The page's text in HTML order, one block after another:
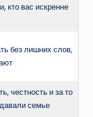
кто вас искренне
без лишних слов,
честность и за то
семье